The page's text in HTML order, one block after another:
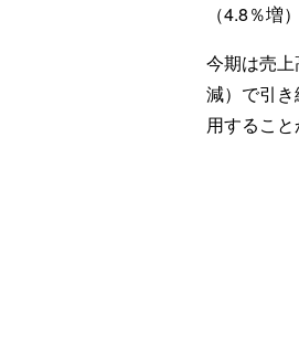
（4.8％増）
今期は売
減）で引
用すること